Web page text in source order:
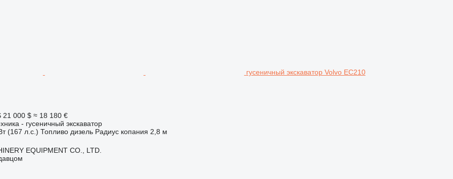
гусеничный экскаватор Volvo EC210
21 000 $ ≈ 18 180 €
- гусеничный экскаватор
(167 л.с.) Топливо дизель Радиус копания 2,8 м
EQUIPMENT CO., LTD.